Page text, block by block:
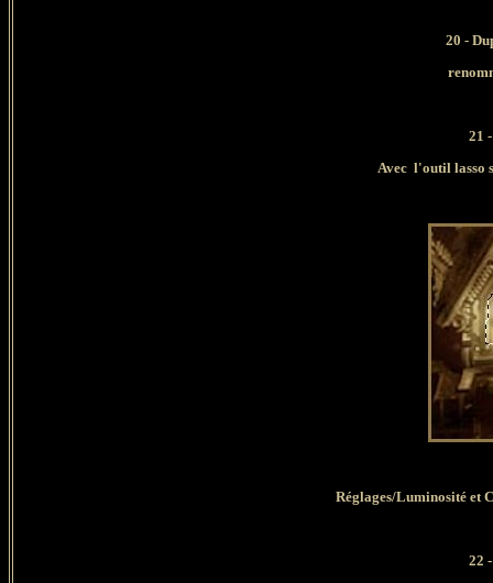
20 -
21
Avec l'outil lasso
Réglages/Luminosité et
22